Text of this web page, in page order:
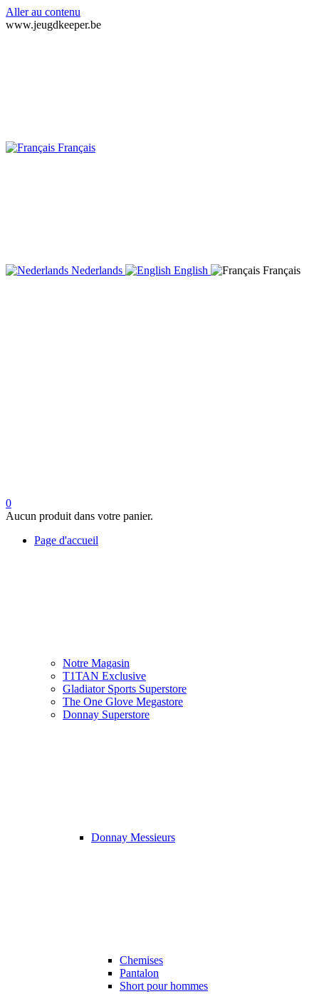
Aller au contenu
www.jeugdkeeper.be
Français
Nederlands English Français
0
Aucun produit dans votre panier.
Page d'accueil
Notre Magasin
T1TAN Exclusive
Gladiator Sports Superstore
The One Glove Megastore
Donnay Superstore
Donnay Messieurs
Chemises
Pantalon
Short pour hommes